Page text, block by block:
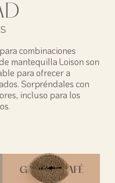
combinaciones
mantequilla Loison son
para ofrecer a
Sorpréndales con
incluso para los
GALLETA CAFÉ